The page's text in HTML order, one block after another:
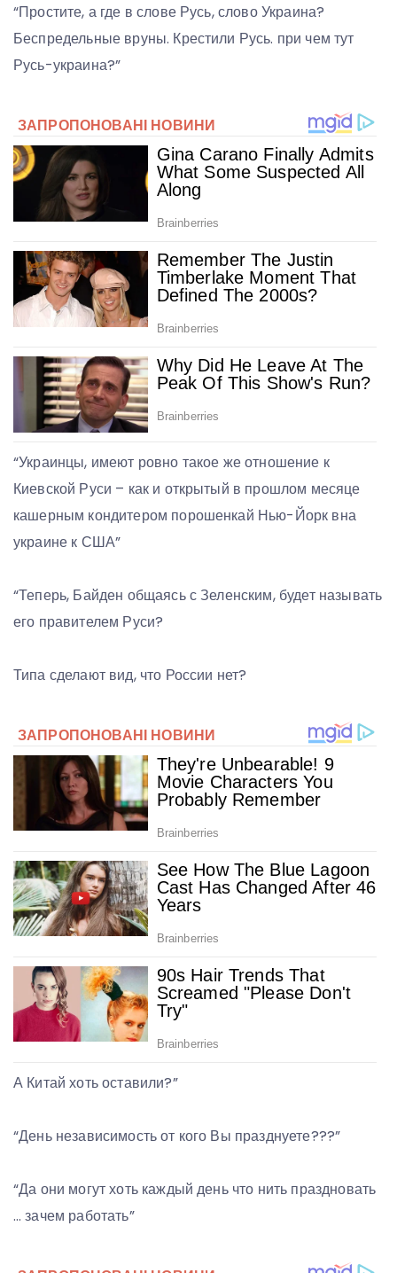
“Простите, а где в слове Русь, слово Украина?
Беспредельные вруны. Крестили Русь. при чем тут
Русь-украина?”
“Украинцы, имеют ровно такое же отношение к
Киевской Руси – как и открытый в прошлом месяце
кашерным кондитером порошенкай Нью-Йорк вна
украине к США”
“Теперь, Байден общаясь с Зеленским, будет называть
его правителем Руси?
Типа сделают вид, что России нет?
А Китай хоть оставили?”
“День независимость от кого Вы празднуете???”
“Да они могут хоть каждый день что нить праздновать
… зачем работать”